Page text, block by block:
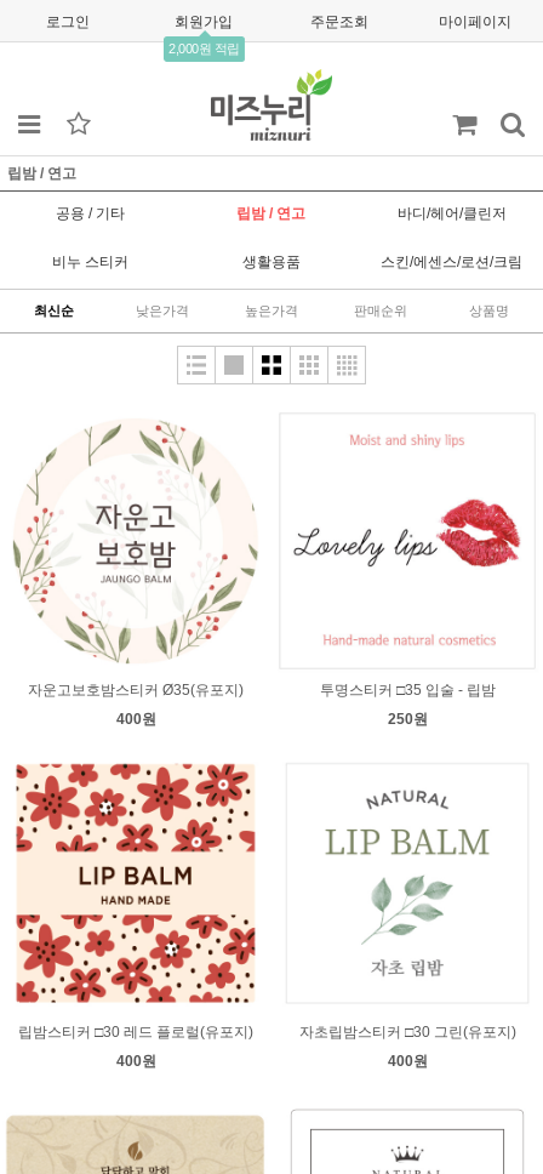
로그인 회원가입
2,000원 적립
주문조회 마이페이지
립밤 / 연고
공용 / 기타 립밤 / 연고 바디/헤어/클린저
비누 스티커 생활용품 스킨/에센스/로션/크림
최신순 낮은가격 높은가격 판매순위 상품명
자운고보호밤스티커 Ø35(유포지)
400원
투명스티커 □35 입술 - 립밤
250원
립밤스티커 □30 레드 플로럴(유포지)
400원
자초립밤스티커 □30 그린(유포지)
400원